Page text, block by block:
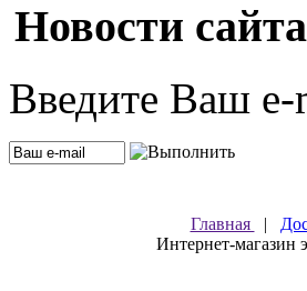
Новости сайта
Введите Ваш e-
Главная |
Интернет-